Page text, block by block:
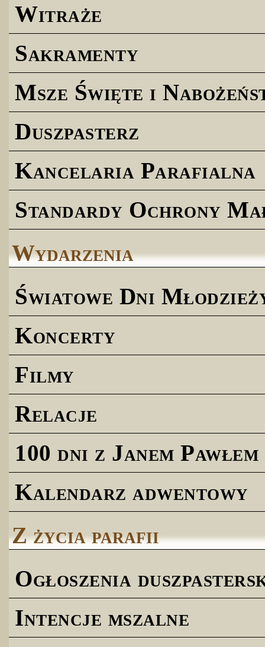
Witraże
Sakramenty
Msze Święte i
Duszpasterz
Kancelaria Parafialna
Standardy Ochrony
Wydarzenia
Światowe Dni
Koncerty
Filmy
Relacje
100 dni z Janem
Kalendarz adwentowy
Z życia parafii
Ogłoszenia
Intencje mszalne